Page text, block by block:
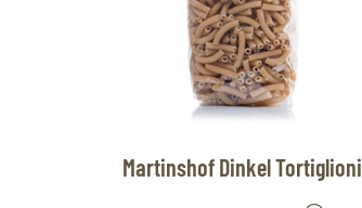
Martinshof Dinkel Tortiglioni